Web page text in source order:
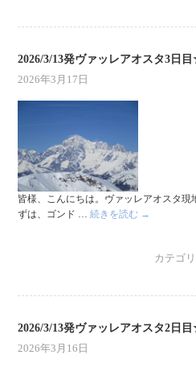
2026/3/13発ヴァッレアオスタ3日
2026年3月17日
皆様、こんにちは。ヴァッレアオスタ
ずは、ゴンド …続きを読む →
カテゴ
2026/3/13発ヴァッレアオスタ2日
2026年3月16日